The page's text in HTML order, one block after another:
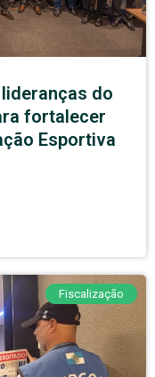
do
fortalecer
Esportiva
Fiscalização